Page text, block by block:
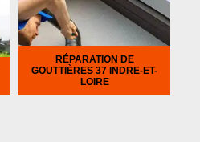
RÉPARATION DE
GOUTTIÈRES 37 INDRE-ET-
LOIRE